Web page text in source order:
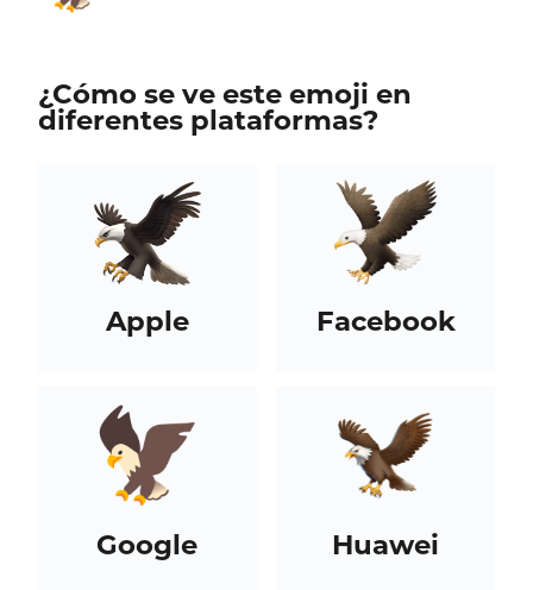
¿Cómo se ve este emoji en
diferentes plataformas?
Apple Facebook
Google Huawei